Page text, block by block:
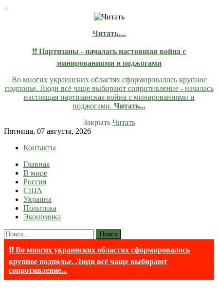
+
Читать....
❗❗ Партизаны - началась настоящая война с
минированиями и поджогами
Во многих украинских областях сформировалось крупное
подполье. Люди всё чаще выбирают сопротивление - началась
настоящая партизанская война с минированиями и
поджогами. Читать...
Закрыть Читать
Skip
content
Пятница, 07 августа, 2026
Контакты
lentaruss
lentaruss — Новости
Главная
В мире
Россия
США
Украина
Политика
Экономика
Найти:
❗❗ Во многих украинских областях сформировалось
крупное подполье. Люди всё чаще выбирают
сопротивление...